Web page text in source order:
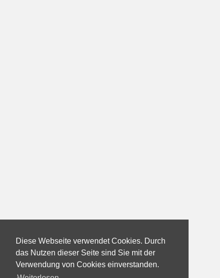
Diese Webseite verwendet Cookies. Durch
das Nutzen dieser Seite sind Sie mit der
Verwendung von Cookies einverstanden.